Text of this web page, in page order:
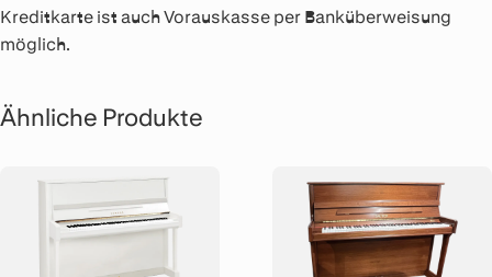
Kreditkarte ist auch Vorauskasse per Banküberweisung
möglich.
Ähnliche Produkte